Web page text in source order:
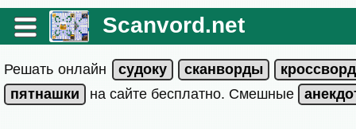
Scanvord.net
Решать онлайн
на сайте бесплатно. Смешные